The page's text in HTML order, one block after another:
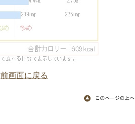
前画面に戻る